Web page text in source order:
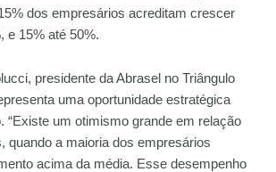
dos empresários acreditam crescer
e 15% até 50%.
presidente da Abrasel no Triângulo
uma oportunidade estratégica
“Existe um otimismo grande em relação
quando a maioria dos empresários
acima da média. Esse desempenho